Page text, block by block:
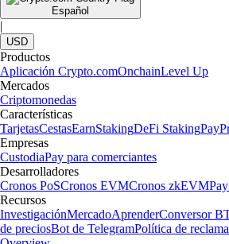
Español
|
USD
Productos
Aplicación Crypto.comOnchainLevel Up
Mercados
Criptomonedas
Características
TarjetasCestasEarnStakingDeFi StakingPay
Empresas
CustodiaPay para comerciantes
Desarrolladores
Cronos PoSCronos EVMCronos zkEVM
Recursos
InvestigaciónMercadoAprenderConversor
de preciosBot de TelegramPolítica de